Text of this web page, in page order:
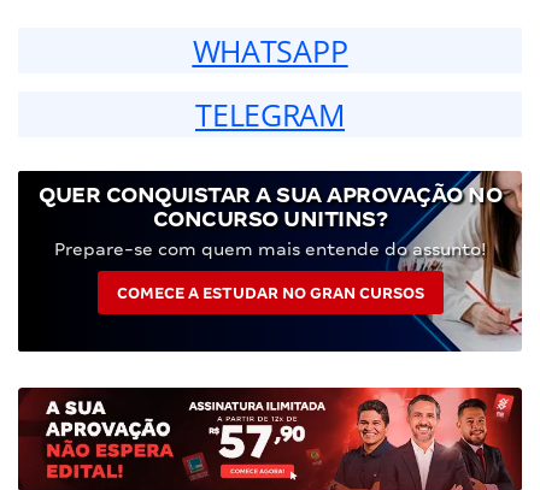
WHATSAPP
TELEGRAM
QUER CONQUISTAR A SUA APROVAÇÃO NO
CONCURSO UNITINS?
Prepare-se com quem mais entende do assunto!
COMECE A ESTUDAR NO GRAN CURSOS